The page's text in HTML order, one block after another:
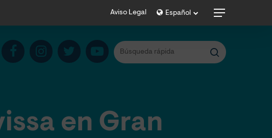
Aviso Legal Español Menu
en Gran